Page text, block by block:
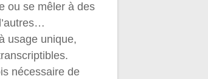
ou se mêler à des
usage unique,
nécessaire de